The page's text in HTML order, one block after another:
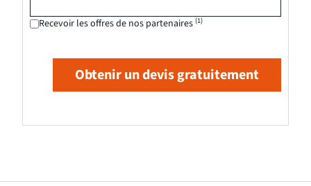
Recevoir les offres de nos partenaires (1)
Obtenir un devis gratuitement